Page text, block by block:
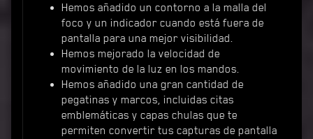
Hemos añadido un contorno a la malla del
foco y un indicador cuando está fuera de
pantalla para una mejor visibilidad.
Hemos mejorado la velocidad de
movimiento de la luz en los mandos.
Hemos añadido una gran cantidad de
pegatinas y marcos, incluidas citas
emblemáticas y capas chulas que te
permiten convertir tus capturas de pantalla